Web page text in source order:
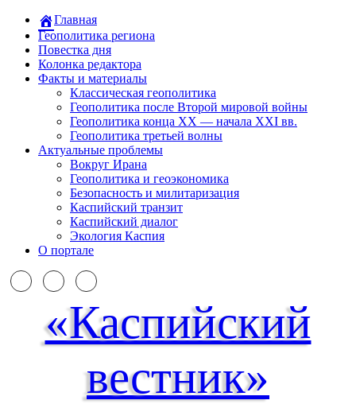
Главная
Геополитика региона
Повестка дня
Колонка редактора
Факты и материалы
Классическая геополитика
Геополитика после Второй мировой войны
Геополитика конца XX — начала XXI вв.
Геополитика третьей волны
Актуальные проблемы
Вокруг Ирана
Геополитика и геоэкономика
Безопасность и милитаризация
Каспийский транзит
Каспийский диалог
Экология Каспия
О портале
«Каспийский
вестник»